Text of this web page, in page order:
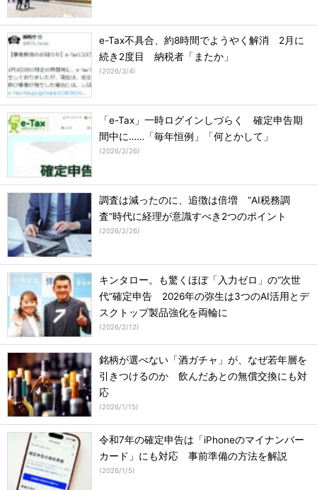
e-Tax不具合、約8時間でようやく解消 2月に
続き2度目 納税者「またか」
(2026/3/4)
「e-Tax」一時ログインしづらく 確定申告期
間中に……「毎年恒例」「何とかして」
(2026/2/26)
調査は減ったのに、追徴は倍増 “AI税務調
査”時代に経理が意識すべき2つのポイント
(2026/2/26)
キンタロー。も驚くほぼ「入力ゼロ」の“次世
代”確定申告 2026年の弥生は3つのAI活用とデ
スクトップ製品強化を両輪に
(2026/2/12)
銘柄が選べない「酒ガチャ」が、なぜ若年層を
引きつけるのか 飲んだあとの無償交換にも対
応
(2026/1/15)
令和7年の確定申告は「iPhoneのマイナンバー
カード」にも対応 事前準備の方法を解説
(2026/1/5)